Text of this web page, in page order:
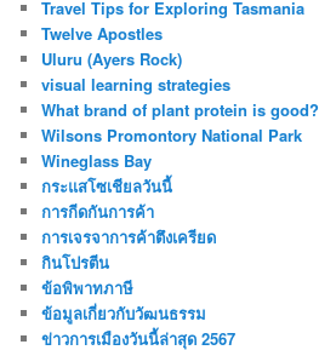
Travel Tips for Exploring Tasmania
Twelve Apostles
Uluru (Ayers Rock)
visual learning strategies
What brand of plant protein is good?
Wilsons Promontory National Park
Wineglass Bay
กระแสโซเชียลวันนี้
การกีดกันการค้า
การเจรจาการค้าตึงเครียด
กินโปรตีน
ข้อพิพาทภาษี
ข้อมูลเกี่ยวกับวัฒนธรรม
ข่าวการเมืองวันนี้ล่าสุด 2567